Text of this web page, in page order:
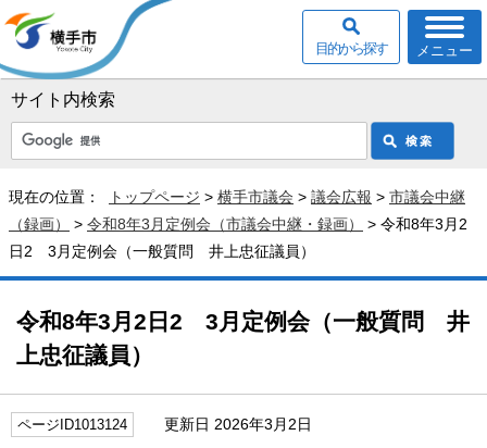
サイト内検索
メニュー
目的から探す
現在の位置： トップページ > 横手市議会 > 議会広報 > 市議会中継
（録画）
> 令和8年3月定例会（市議会中継・録画）
> 令和8年3月2
日2 3月定例会（一般質問 井上忠征議員）
令和8年3月2日2 3月定例会（一般質問 井
上忠征議員）
ページID1013124 更新日 2026年3月2日